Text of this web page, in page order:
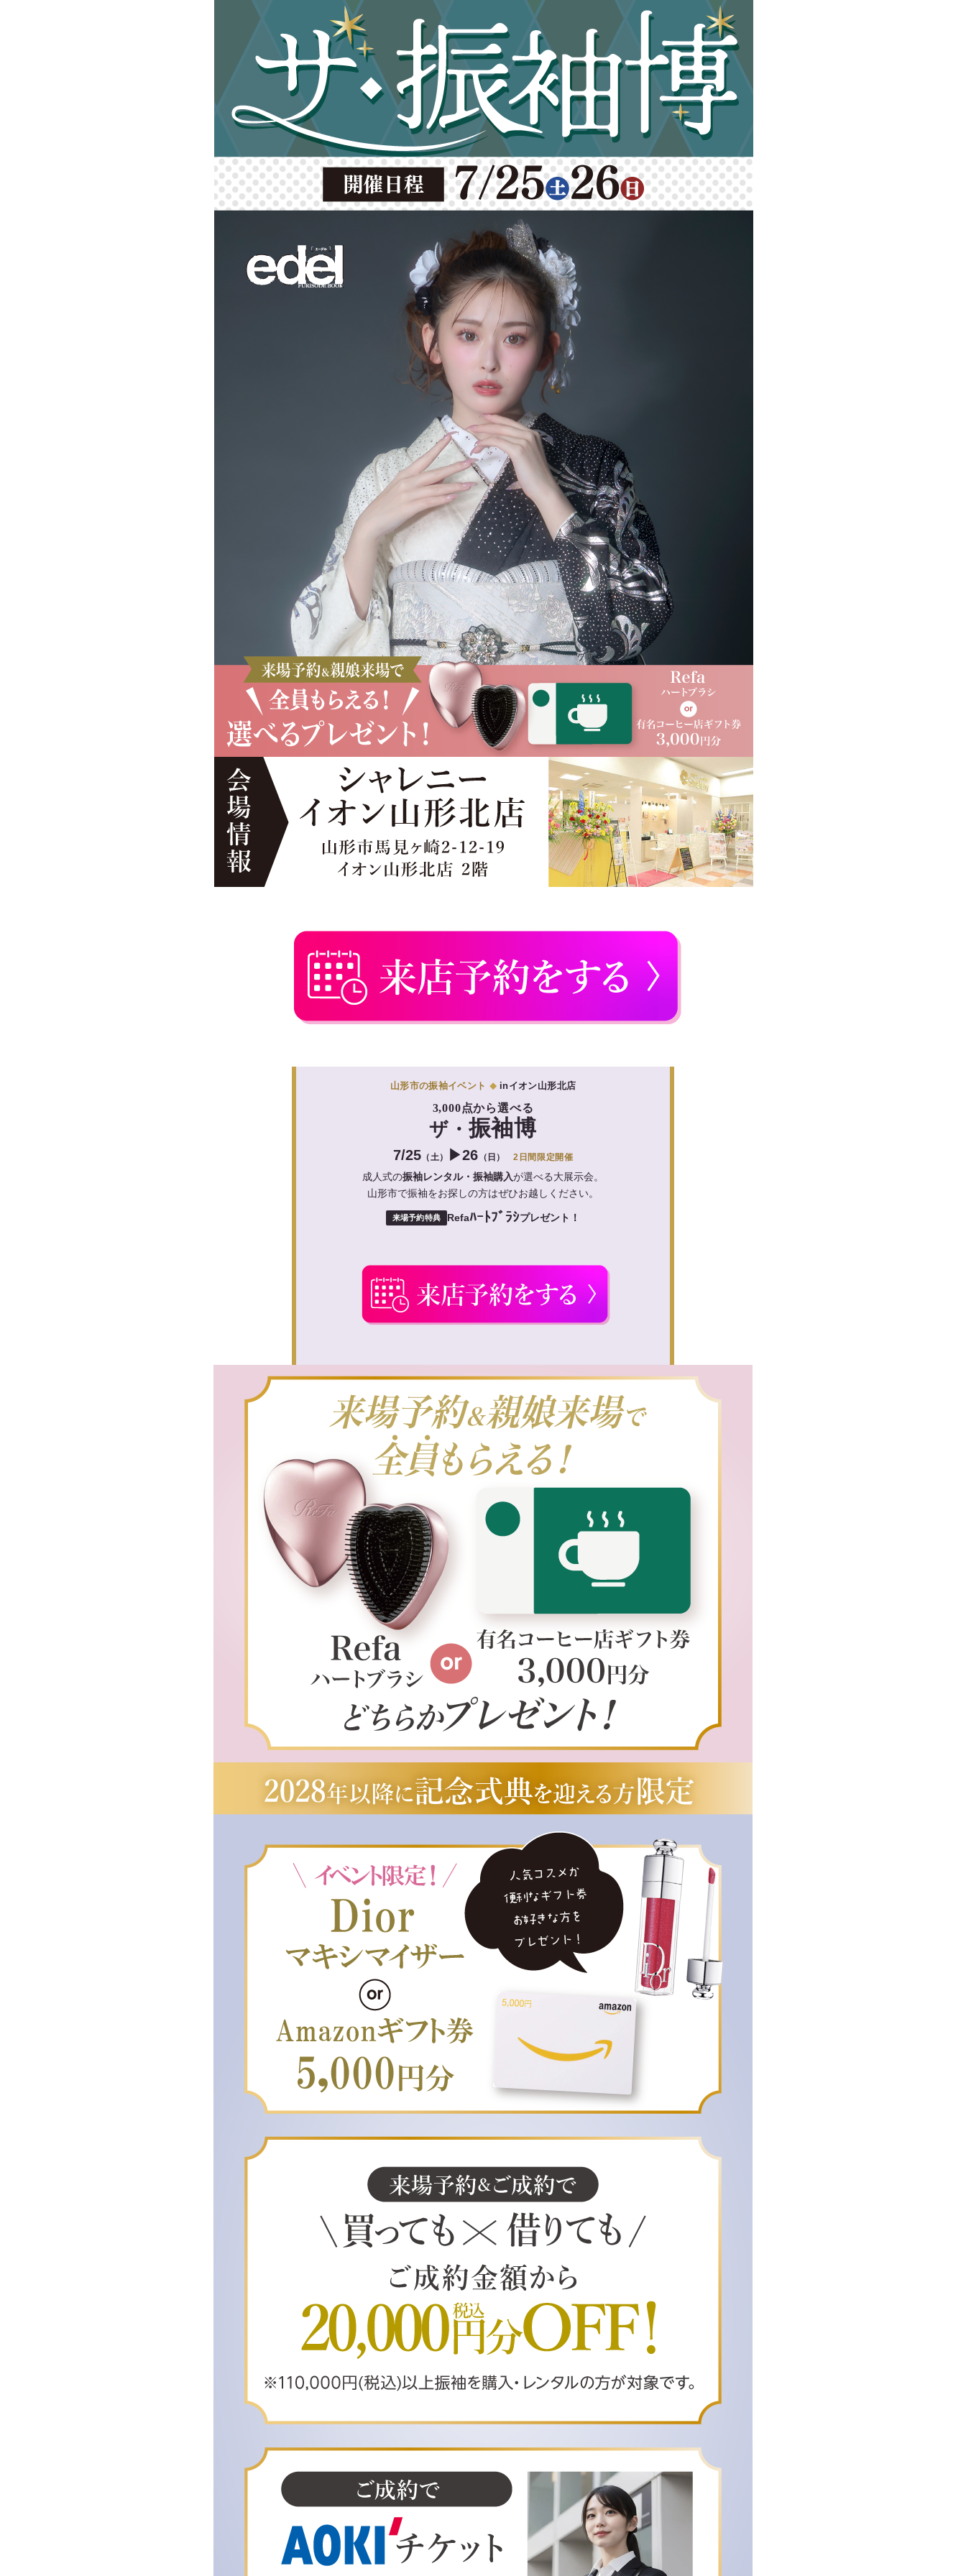
【地域 No.1 振袖取扱】山形ビッグウイング 8/22–24 振袖レンタル・購
イベント概要＆開催日程 ─ 2025 年8/22(金)-24(日)〈10:00-最終16:00〉
来場予約は Web で簡単 30 秒／当日受付も可
新作＆ブランド振袖ラインナップ｜レンタル・購入両対応（約○○点）
人気ブランドおすすめ〈王林爛漫・ITGirl・TokyoRetro他〉
古典柄コレクション／推しカラー早見表
レンタル vs 購入 vs ママ振り比較表【費用・メリット一目瞭然】
前撮り撮影＆当日お支度｜シャレニーイオン山形北店・山形南店で受付中
会場アクセス｜JR 山形駅から車で15分・無料駐車場完備
来場特典：有名コーヒー店ギフト券 2,000 円分orReFaハートブラシを全員に！
山形市の振袖イベント ◆ inイオン山形北店
3,000点から選べる
ザ・振袖博
7/25 （土） ▶26 （日） 2日間限定開催
成人式の振袖レンタル・振袖購入が選べる大展示会。
山形市で振袖をお探しの方はぜひお越しください。
来場予約特典 Refaﾊｰﾄﾌﾞﾗｼプレゼント！